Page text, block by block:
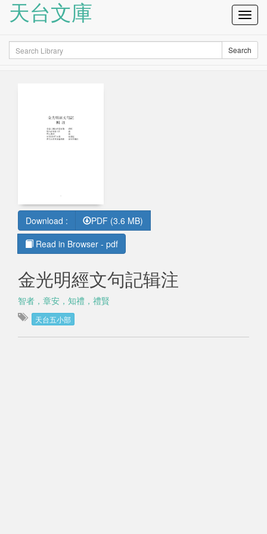
天台文庫
Search Search
Download :
PDF (3.6 MB)
Read in Browser - pdf
金光明經文句記辑注
智者，章安，知禮，禮賢
天台五小部